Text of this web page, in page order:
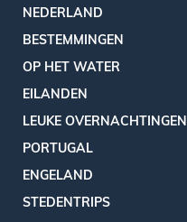
NEDERLAND
BESTEMMINGEN
OP HET WATER
EILANDEN
LEUKE OVERNACHTINGEN
PORTUGAL
ENGELAND
STEDENTRIPS